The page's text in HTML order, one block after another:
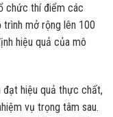
chức thí điểm các
trình mở rộng lên 100
hiệu quả của mô
đạt hiệu quả thực chất,
vụ trọng tâm sau.